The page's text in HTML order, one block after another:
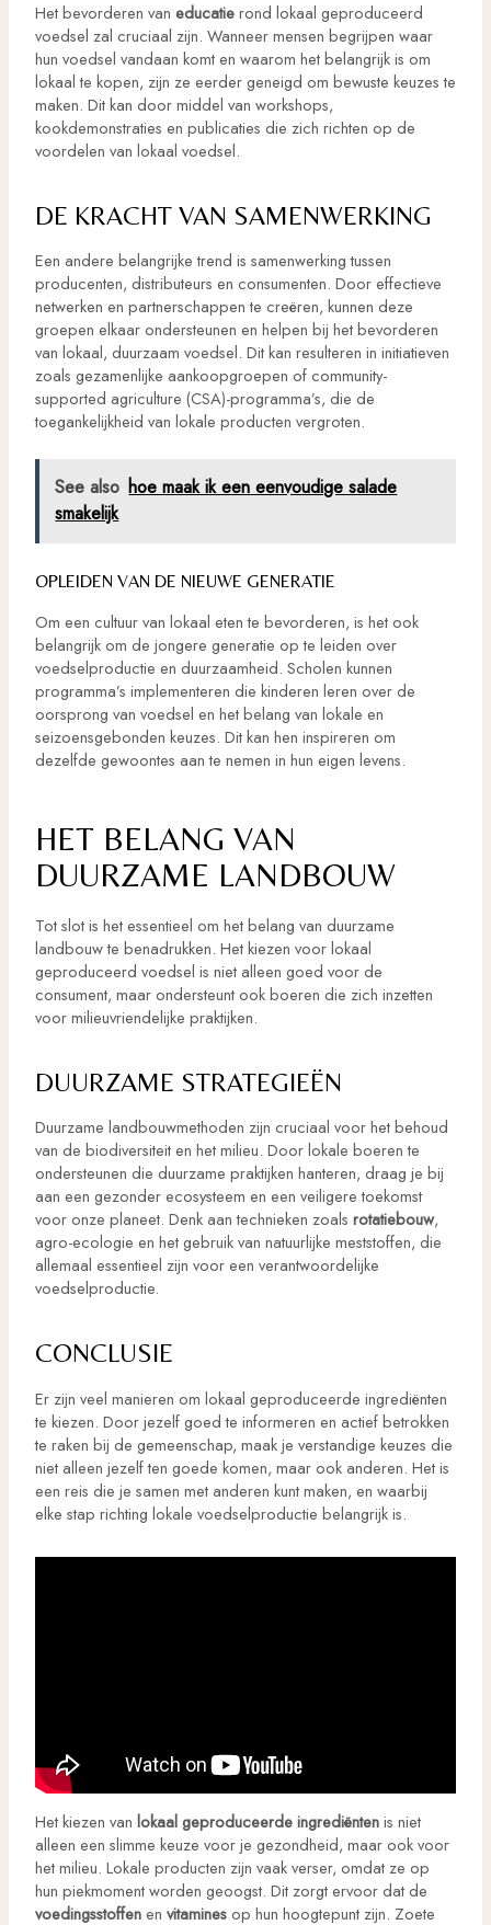
Het bevorderen van educatierond lokaal geproduceerd
voedsel zal cruciaal zijn. Wanneer mensen begrijpen waar
hun voedsel vandaan komt en waarom het belangrijk is om
lokaal te kopen, zijn ze eerder geneigd om bewuste keuzes te
maken. Dit kan door middel van workshops,
kookdemonstraties en publicaties die zich richten op de
voordelen van lokaal voedsel.
DE KRACHT VAN SAMENWERKING
Een andere belangrijke trend is samenwerking tussen
producenten, distributeurs en consumenten. Door effectieve
netwerken en partnerschappen te creëren, kunnen deze
groepen elkaar ondersteunen en helpen bij het bevorderen
van lokaal, duurzaam voedsel. Dit kan resulteren in initiatieven
zoals gezamenlijke aankoopgroepen of community-
supported agriculture (CSA)-programma’s, die de
toegankelijkheid van lokale producten vergroten.
See also hoe maak ik een eenvoudige salade
smakelijk
OPLEIDEN VAN DE NIEUWE GENERATIE
Om een cultuur van lokaal eten te bevorderen, is het ook
belangrijk om de jongere generatie op te leiden over
voedselproductie en duurzaamheid. Scholen kunnen
programma’s implementeren die kinderen leren over de
oorsprong van voedsel en het belang van lokale en
seizoensgebonden keuzes. Dit kan hen inspireren om
dezelfde gewoontes aan te nemen in hun eigen levens.
HET BELANG VAN
DUURZAME LANDBOUW
Tot slot is het essentieel om het belang van duurzame
landbouw te benadrukken. Het kiezen voor lokaal
geproduceerd voedsel is niet alleen goed voor de
consument, maar ondersteunt ook boeren die zich inzetten
voor milieuvriendelijke praktijken.
DUURZAME STRATEGIEËN
Duurzame landbouwmethoden zijn cruciaal voor het behoud
van de biodiversiteit en het milieu. Door lokale boeren te
ondersteunen die duurzame praktijken hanteren, draag je bij
aan een gezonder ecosysteem en een veiligere toekomst
voor onze planeet. Denk aan technieken zoals rotatiebouw,
agro-ecologie en het gebruik van natuurlijke meststoffen, die
allemaal essentieel zijn voor een verantwoordelijke
voedselproductie.
CONCLUSIE
Er zijn veel manieren om lokaal geproduceerde ingrediënten
te kiezen. Door jezelf goed te informeren en actief betrokken
te raken bij de gemeenschap, maak je verstandige keuzes die
niet alleen jezelf ten goede komen, maar ook anderen. Het is
een reis die je samen met anderen kunt maken, en waarbij
elke stap richting lokale voedselproductie belangrijk is.
Het kiezen van lokaal geproduceerde ingrediëntenis niet
alleen een slimme keuze voor je gezondheid, maar ook voor
het milieu. Lokale producten zijn vaak verser, omdat ze op
hun piekmoment worden geoogst. Dit zorgt ervoor dat de
voedingsstoffenen vitaminesop hun hoogtepunt zijn. Zoete